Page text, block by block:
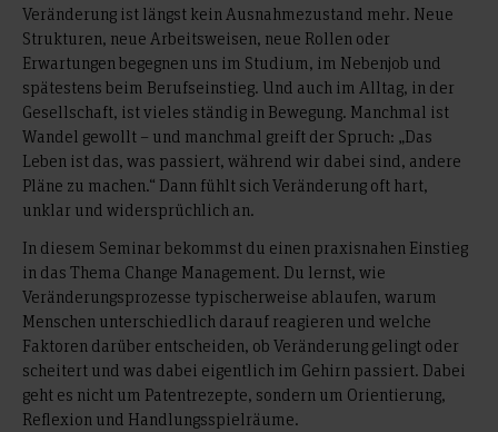
Veränderung ist längst kein Ausnahmezustand mehr. Neue
Strukturen, neue Arbeitsweisen, neue Rollen oder
Erwartungen begegnen uns im Studium, im Nebenjob und
spätestens beim Berufseinstieg. Und auch im Alltag, in der
Gesellschaft, ist vieles ständig in Bewegung. Manchmal ist
Wandel gewollt – und manchmal greift der Spruch: „Das
Leben ist das, was passiert, während wir dabei sind, andere
Pläne zu machen.“ Dann fühlt sich Veränderung oft hart,
unklar und widersprüchlich an.
In diesem Seminar bekommst du einen praxisnahen Einstieg
in das Thema Change Management. Du lernst, wie
Veränderungsprozesse typischerweise ablaufen, warum
Menschen unterschiedlich darauf reagieren und welche
Faktoren darüber entscheiden, ob Veränderung gelingt oder
scheitert und was dabei eigentlich im Gehirn passiert. Dabei
geht es nicht um Patentrezepte, sondern um Orientierung,
Reflexion und Handlungsspielräume.